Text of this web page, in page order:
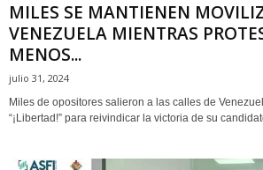
MILES SE MANTIENEN
VENEZUELA MIENTRAS
MENOS...
julio 31, 2024
Miles de opositores salieron a las calles de
“¡Libertad!” para reivindicar la victoria de su